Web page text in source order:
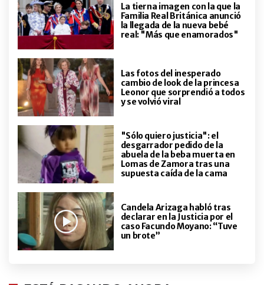
La tierna imagen con la que la
Familia Real Británica anunció
la llegada de la nueva bebé
real: "Más que enamorados"
Las fotos del inesperado
cambio de look de la princesa
Leonor que sorprendió a todos
y se volvió viral
"Sólo quiero justicia": el
desgarrador pedido de la
abuela de la beba muerta en
Lomas de Zamora tras una
supuesta caída de la cama
Candela Arizaga habló tras
declarar en la Justicia por el
caso Facundo Moyano: “Tuve
un brote”
ENTRETENIMIENTO
"Como amigos del secundario": la
desopilante juntada de los ex
MasterChef que revolucionó una
exclusiva parrilla de Palermo
ENTRETENIMIENTO
"70 años de amor": el conmovedor
homenaje de Luciano Pereyra a
una pareja de abuelos que se robó
el show en Córdoba